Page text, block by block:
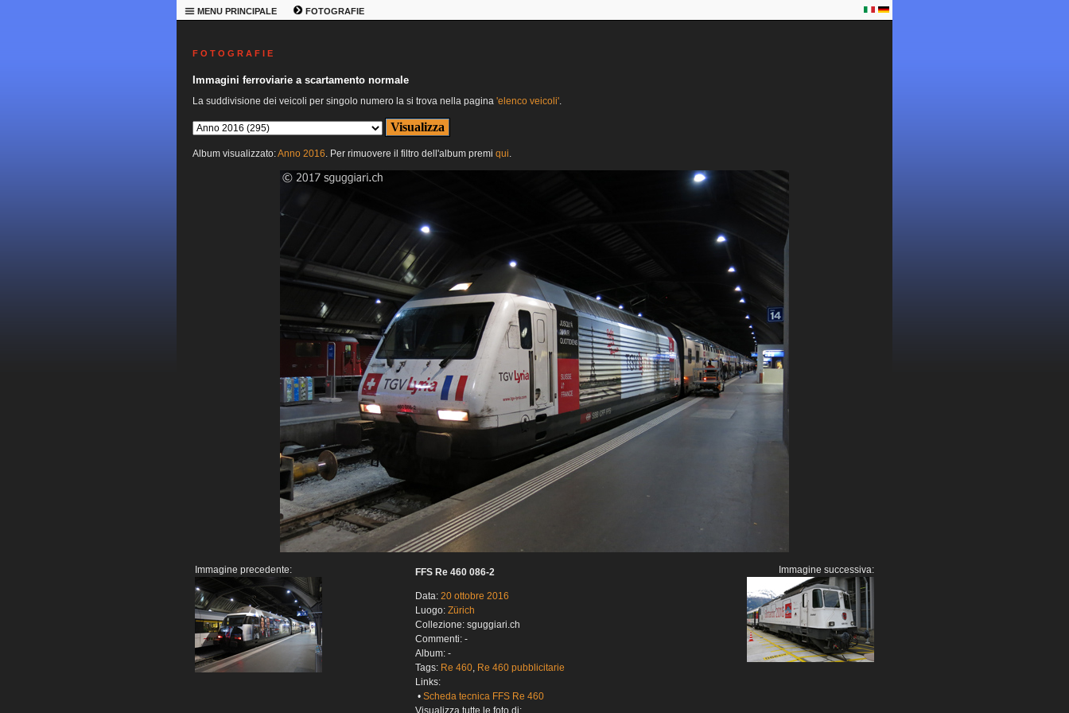
MENU PRINCIPALE FOTOGRAFIE
F O T O G R A F I E
Immagini ferroviarie a scartamento normale
La suddivisione dei veicoli per singolo numero la si trova nella pagina 'elenco veicoli'.
Album visualizzato:Anno 2016. Per rimuovere il filtro dell'album premi qui.
Immagine precedente: FFS Re 460 086-2
Data: 20 ottobre 2016
Luogo: Zürich
Collezione: sguggiari.ch
Commenti: -
Album: -
Tags: Re 460, Re 460 pubblicitarie
Links:
• Scheda tecnica FFS Re 460
Immagine successiva: